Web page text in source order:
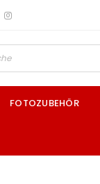
FOTOZUBEHÖR